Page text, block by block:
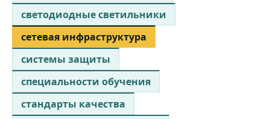
светодиодные светильники
сетевая инфраструктура
системы защиты
специальности обучения
стандарты качества